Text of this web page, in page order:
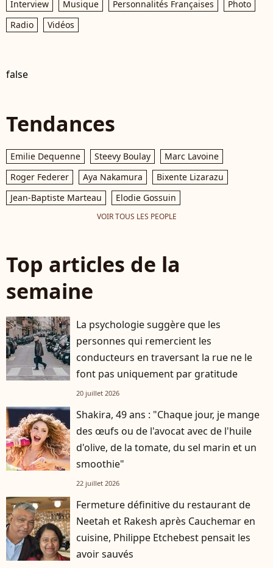
Interview Musique Personnalités Françaises
Photo
Radio
Vidéos
false
Tendances
Emilie Dequenne Steevy Boulay
Marc Lavoine
Roger Federer
Aya Nakamura
Bixente Lizarazu
Jean-Baptiste Marteau
Elodie Gossuin
VOIR TOUS LES PEOPLE
Top articles de la
semaine
La psychologie suggère que les
personnes qui remercient les
conducteurs en traversant la rue ne le
font pas uniquement par gratitude
20 juillet 2026
Shakira, 49 ans : "Chaque jour, je mange
des œufs ou de l'avocat avec de l'huile
d'olive, de la tomate, du sel marin et un
smoothie"
22 juillet 2026
Fermeture définitive du restaurant de
Neetah et Rakesh après Cauchemar en
cuisine, Philippe Etchebest pensait les
avoir sauvés